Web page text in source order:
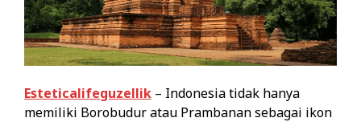
Esteticalifeguzellik – Indonesia tidak hanya
memiliki Borobudur atau Prambanan sebagai ikon